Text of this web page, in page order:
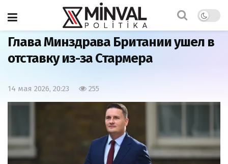
Главная
Глава Минздрава Британии ушел в
отставку из-за Стармера
14 мая 2026, 20:23 255